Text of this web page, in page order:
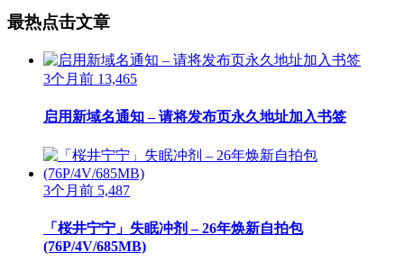
最热点击文章
3个月前 13,465
启用新域名通知 – 请将发布页永久地址加入书签
3个月前 5,487
「桜井宁宁」失眠冲剂 – 26年焕新自拍包
(76P/4V/685MB)